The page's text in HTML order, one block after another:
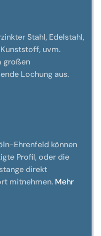
Stahl, Edelstahl,
uvm.
großen
Lochung aus.
Ehrenfeld können
Profil, oder die
direkt
mitnehmen. Mehr